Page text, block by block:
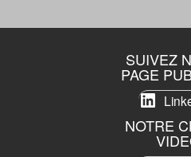
SUIVEZ
PAGE
NOTRE